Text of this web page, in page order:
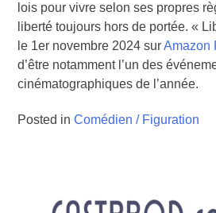
lois pour vivre selon ses propres
liberté toujours hors de portée. «
le 1er novembre 2024 surAmazon
d’être notamment l’un des
cinématographiques de l’année.
Posted inComédien / Figuration